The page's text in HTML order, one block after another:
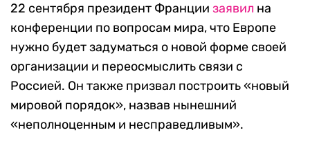
22 сентября президент Франции заявил на
конференции по вопросам мира, что Европе
нужно будет задуматься о новой форме своей
организации и переосмыслить связи с
Россией. Он также призвал построить «новый
мировой порядок», назвав нынешний
«неполноценным и несправедливым».